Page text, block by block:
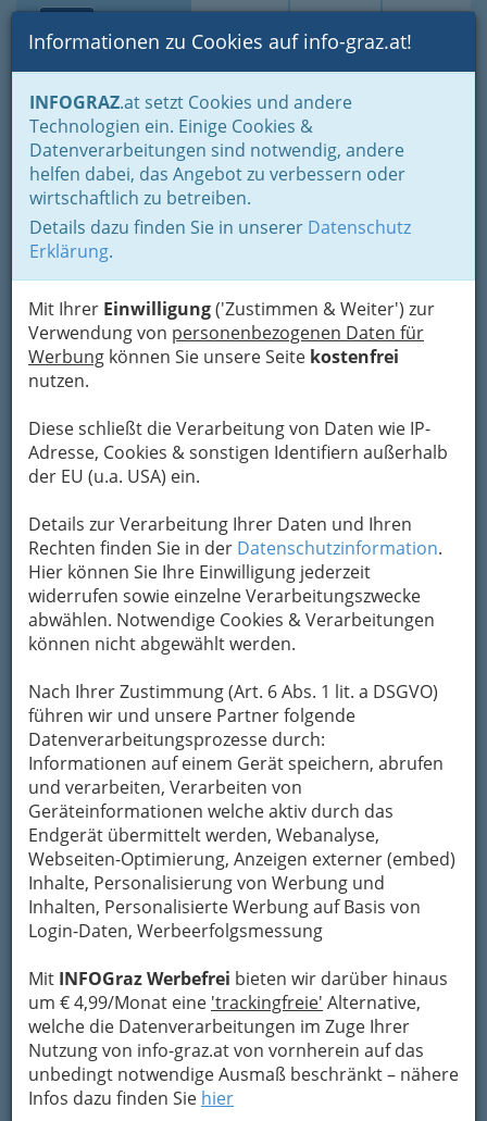
Suche Login Toggle
Informationen zu Cookies auf info-graz.at!
INFOGRAZ.at setzt Cookies und andere
Technologien ein. Einige Cookies &
Datenverarbeitungen sind notwendig, andere
helfen dabei, das Angebot zu verbessern oder
wirtschaftlich zu betreiben.
Details dazu finden Sie in unserer Datenschutz
Erklärung.
Mit Ihrer Einwilligung('Zustimmen & Weiter') zur
Verwendung von personenbezogenen Daten für
Werbung können Sie unsere Seite kostenfrei
nutzen.
Diese schließt die Verarbeitung von Daten wie IP-
Adresse, Cookies & sonstigen Identifiern außerhalb
der EU (u.a. USA) ein.
Details zur Verarbeitung Ihrer Daten und Ihren
Rechten finden Sie in der Datenschutzinformation.
Hier können Sie Ihre Einwilligung jederzeit
widerrufen sowie einzelne Verarbeitungszwecke
abwählen. Notwendige Cookies & Verarbeitungen
können nicht abgewählt werden.
Nach Ihrer Zustimmung (Art. 6 Abs. 1 lit. a DSGVO)
führen wir und unsere Partner folgende
Datenverarbeitungsprozesse durch:
Informationen auf einem Gerät speichern, abrufen
und verarbeiten, Verarbeiten von
Geräteinformationen welche aktiv durch das
Endgerät übermittelt werden, Webanalyse,
Webseiten-Optimierung, Anzeigen externer (embed)
Inhalte, Personalisierung von Werbung und
Inhalten, Personalisierte Werbung auf Basis von
Login-Daten, Werbeerfolgsmessung
Mit INFOGraz Werbefrei bieten wir darüber hinaus
um € 4,99/Monat eine 'trackingfreie' Alternative,
welche die Datenverarbeitungen im Zuge Ihrer
Nutzung von info-graz.at von vornherein auf das
unbedingt notwendige Ausmaß beschränkt – nähere
Infos dazu finden Sie hier
Home Branchen
Gewerbe, Handwerk, Banken
Information und Consulting
Technische Büros - Ingenieurbüros
Fachgruppe der Technischen Büros - Ingenieurbüros
Dipl.-Ing. Drago Vrbicic
Wittenbauerstraße 107, 8042 Graz
Karte
Adresse mit Google Maps anschauen
Navigation
Installationstechnik in Graz
und Graz Umgebung
Bauphysiker und Bauphysikerin